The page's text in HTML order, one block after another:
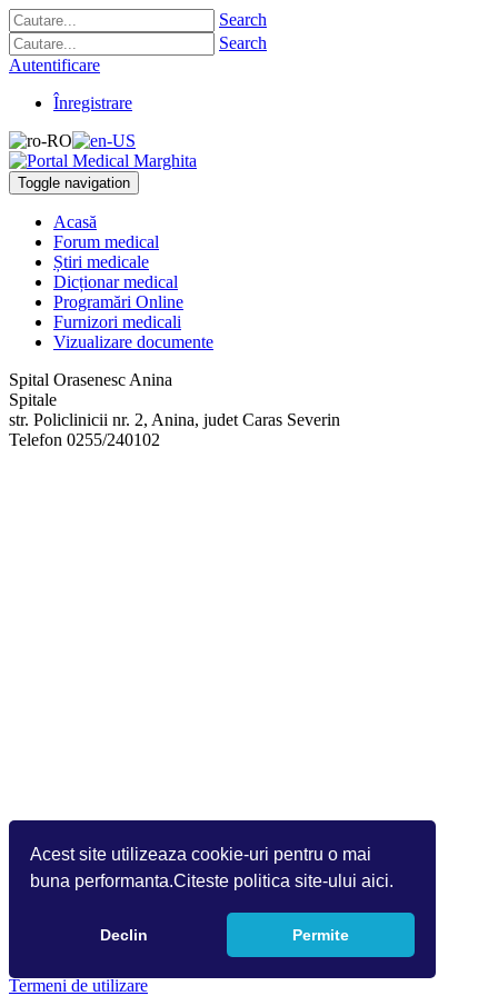
Acest site utilizeaza cookie-uri pentru o mai
buna performanta.Citeste politica site-ului aici.
Declin Permite
Search
Search
Autentificare
Înregistrare
Toggle navigation
Acasă
Forum medical
Știri medicale
Dicționar medical
Programări Online
Furnizori medicali
Vizualizare documente
Spital Orasenesc Anina
Spitale
str. Policlinicii nr. 2, Anina, judet Caras Severin
Telefon 0255/240102
Termeni de utilizare